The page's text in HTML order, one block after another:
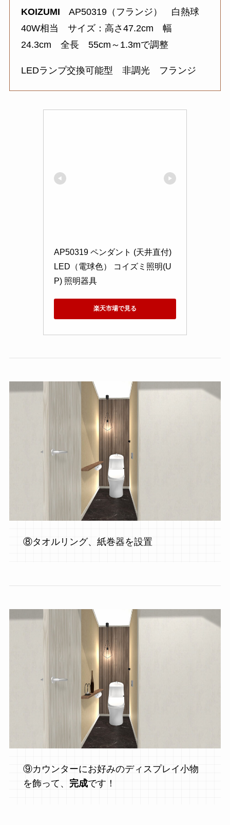
KOIZUMI AP50319（フランジ） 白熱球
40W相当 サイズ：高さ47.2cm 幅
24.3cm 全長 55cm～1.3mで調整
LEDランプ交換可能型 非調光 フランジ
AP50319 ペンダント (天井直付)
LED（電球色） コイズミ照明(U
P) 照明器具
楽天市場で見る
⑧タオルリング、紙巻器を設置
⑨カウンターにお好みのディスプレイ小物
を飾って、 完成です！